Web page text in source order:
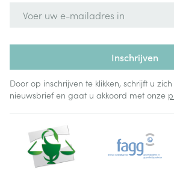
Inschrijven
Door op inschrijven te klikken, schrijft u
nieuwsbrief en gaat u akkoord met onze